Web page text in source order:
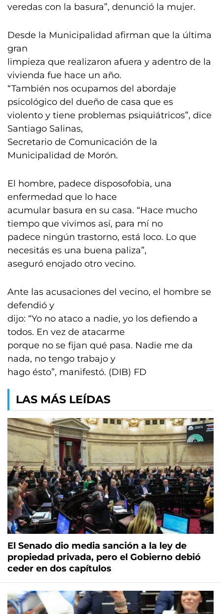
veredas con la basura”, denunció la mujer.
Desde la Municipalidad afirman que la última
gran
limpieza que realizaron afuera y adentro de la
vivienda fue hace un año.
“También nos ocupamos del abordaje
psicológico del dueño de casa que es
violento y tiene problemas psiquiátricos”, dice
Santiago Salinas,
Secretario de Comunicación de la
Municipalidad de Morón.
El hombre, padece disposofobia, una
enfermedad que lo hace
acumular basura en su casa. “Hace mucho
tiempo que vivimos así, para mí no
padece ningún trastorno, está loco. Lo que
necesitás es una buena paliza”,
aseguró enojado otro vecino.
Ante las acusaciones del vecino, el hombre se
defendió y
dijo: “Yo no ataco a nadie, yo los defiendo a
todos. En vez de atacarme
porque no se fijan qué pasa. Nadie me da
nada, no tengo trabajo y
hago ésto”, manifestó. (DIB) FD
LAS MÁS LEÍDAS
El Senado dio media sanción a la ley de
propiedad privada, pero el Gobierno debió
ceder en dos capítulos